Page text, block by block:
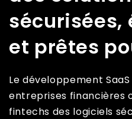
sécurisées,
et prêtes
Le développement
entreprises financières
fintechs des logiciels